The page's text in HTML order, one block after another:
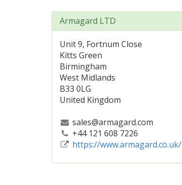
Armagard LTD
Unit 9, Fortnum Close
Kitts Green
Birmingham
West Midlands
B33 0LG
United Kingdom
sales@armagard.com
+44 121 608 7226
https://www.armagard.co.uk/